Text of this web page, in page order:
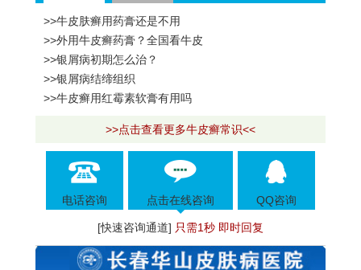
>>牛皮肤癣用药膏还是不用
>>外用牛皮癣药膏？全国看牛皮
>>银屑病初期怎么治？
>>银屑病结缔组织
>>牛皮癣用红霉素软膏有用吗
>>点击查看更多牛皮癣常识<<
电话咨询 点击在线咨询 QQ咨询
[快速咨询通道] 只需1秒 即时回复